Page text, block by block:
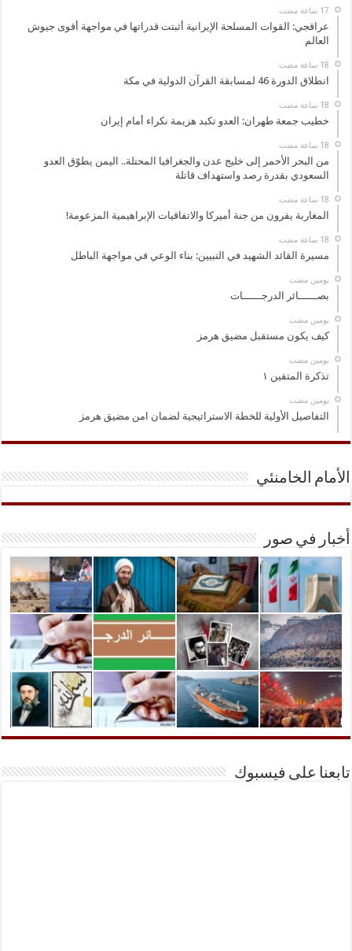
عراقجي: القوات المسلحة الإيرانية أثبتت قدراتها في مواجهة أقوى جيوش
العالم
انطلاق الدورة 46 لمسابقة القرآن الدولية في مكة
خطيب جمعة طهران: العدو تكبد هزيمة نكراء أمام إيران
من البحر الأحمر إلى خليج عدن والجغرافيا المحتلة.. اليمن يطوّق العدو
السعودي بقدرة رصد واستهداف قاتلة
المغاربة يفرون من جنة أميركا والاتفاقيات الإبراهيمية المزعومة!
مسيرة القائد الشهيد في التبيين: بناء الوعي في مواجهة الباطل
‏يومين مضت
بصــــــائر الدرجــــــات
‏يومين مضت
كيف يكون مستقبل مضيق هرمز
‏يومين مضت
تذكرة المتقين ١
‏يومين مضت
التفاصيل الأولية للخطة الاستراتيجية لضمان امن مضيق هرمز
الأمام الخامنئي
أخبار في صور
تابعنا على فيسبوك